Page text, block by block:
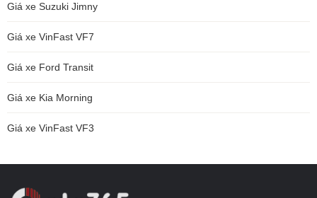
Giá xe Suzuki Jimny
Giá xe VinFast VF7
Giá xe Ford Transit
Giá xe Kia Morning
Giá xe VinFast VF3